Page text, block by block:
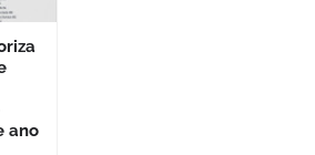
ano